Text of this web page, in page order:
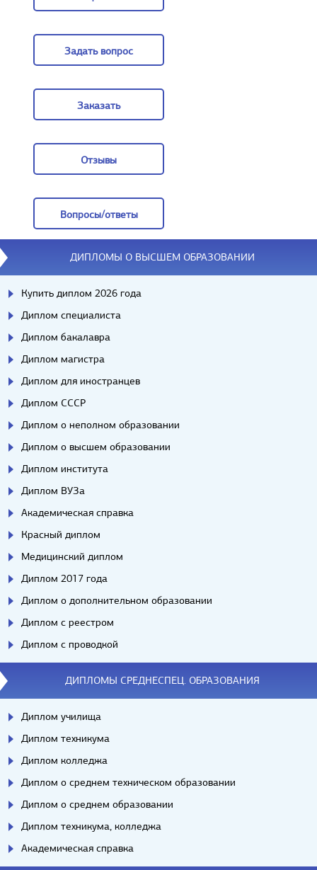
Задать вопрос
Заказать
Отзывы
Вопросы/ответы
Вопросы/ответы
ДИПЛОМЫ О ВЫСШЕМ ОБРАЗОВАНИИ
Купить диплом 2026 года
Диплом специалиста
Диплом бакалавра
Диплом магистра
Диплом для иностранцев
Диплом СССР
Диплом о неполном образовании
Диплом о высшем образовании
Диплом института
Диплом ВУЗа
Академическая справка
Красный диплом
Медицинский диплом
Диплом 2017 года
Диплом о дополнительном образовании
Диплом с реестром
Диплом с проводкой
ДИПЛОМЫ СРЕДНЕСПЕЦ. ОБРАЗОВАНИЯ
Диплом училища
Диплом техникума
Диплом колледжа
Диплом о среднем техническом образовании
Диплом о среднем образовании
Диплом техникума, колледжа
Академическая справка